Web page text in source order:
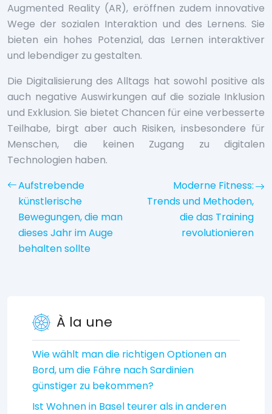
Augmented Reality (AR), eröffnen zudem innovative
Wege der sozialen Interaktion und des Lernens. Sie
bieten ein hohes Potenzial, das Lernen interaktiver
und lebendiger zu gestalten.
Die Digitalisierung des Alltags hat sowohl positive als
auch negative Auswirkungen auf die soziale Inklusion
und Exklusion. Sie bietet Chancen für eine verbesserte
Teilhabe, birgt aber auch Risiken, insbesondere für
Menschen, die keinen Zugang zu digitalen
Technologien haben.
Aufstrebende
künstlerische
Bewegungen, die man
dieses Jahr im Auge
behalten sollte
Moderne Fitness:
Trends und Methoden,
die das Training
revolutionieren
À la une
Wie wählt man die richtigen Optionen an
Bord, um die Fähre nach Sardinien
günstiger zu bekommen?
Ist Wohnen in Basel teurer als in anderen